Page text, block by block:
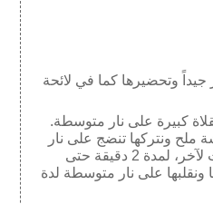
وتحضيرها كما في لائحة
كبيرة على نار متوسطة.
ونتركها تنضج على نار
هادئة مع التحريك من وقت لآخر، لمدة 2 دقيقة حتى
ونقلبها على نار متوسطة لدة